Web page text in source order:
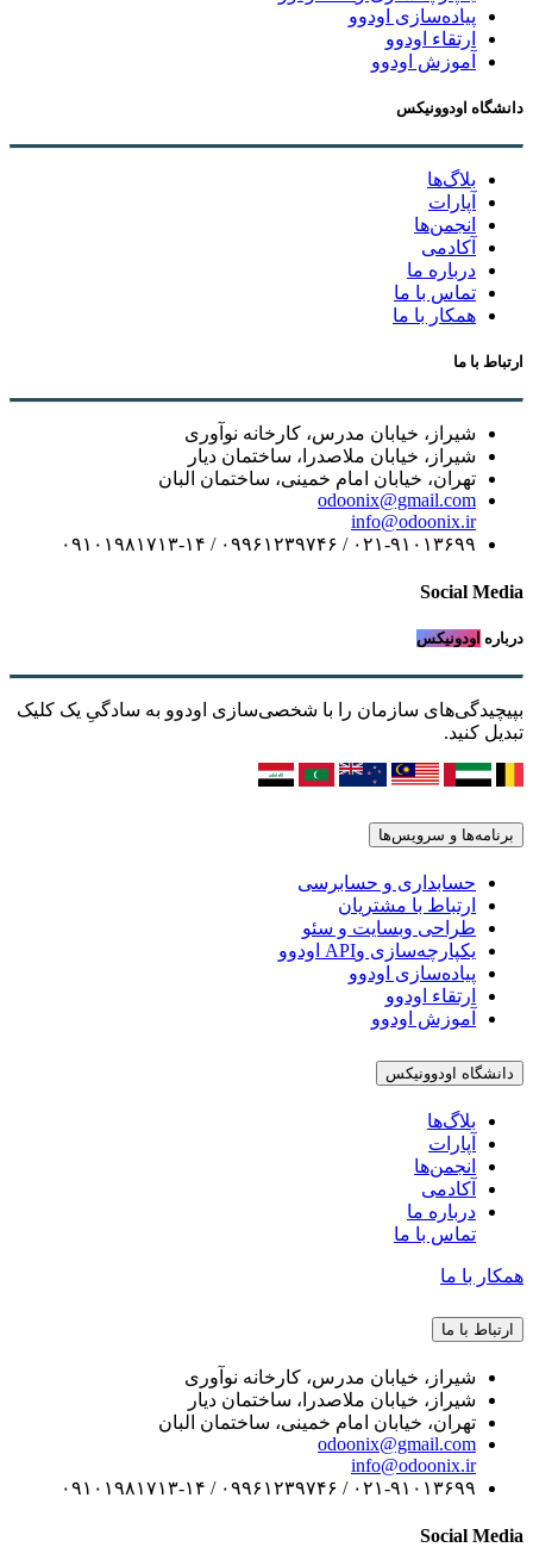
پیاده‌سازی اودوو
ارتقاء اودوو
آموزش اودوو
دانشگاه اودوونیکس
بلاگ‌ها
آپارات
انجمن‌ها
آکادمی
درباره ما
تماس با ما
همکار با ما
ارتباط با ما
شیراز، خیابان مدرس، کارخانه نوآوری
شیراز، خیابان ملاصدرا، ساختمان دیار
تهران، خیابان امام خمینی، ساختمان البان
odoonix@gmail.com
info@odoonix.ir
۰۲۱-۹۱۰۱۳۶۹۹ / ۰۹۹۶۱۲۳۹۷۴۶ / ۰۹۱۰۱۹۸۱۷۱۳-۱۴
Social Media
درباره اودونیکس
بپیچیدگی‌های سازمان را با شخصی‌سازی اودوو به سادگیِ یک کلیک
تبدیل کنید.
برنامه‌ها و سرویس‌ها
حسابداری و حسابرسی
ارتباط با مشتریان
طراحی وبسایت و سئو
یکپارچه‌سازی وAPI اودوو
پیاده‌سازی اودوو
ارتقاء اودوو
آموزش اودوو
دانشگاه اودوونیکس
بلاگ‌ها
آپارات
انجمن‌ها
آکادمی
درباره ما
تماس با ما
همکار با ما
ارتباط با ما
شیراز، خیابان مدرس، کارخانه نوآوری
شیراز، خیابان ملاصدرا، ساختمان دیار
تهران، خیابان امام خمینی، ساختمان البان
odoonix@gmail.com
info@odoonix.ir
۰۲۱-۹۱۰۱۳۶۹۹ / ۰۹۹۶۱۲۳۹۷۴۶ / ۰۹۱۰۱۹۸۱۷۱۳-۱۴
Social Media